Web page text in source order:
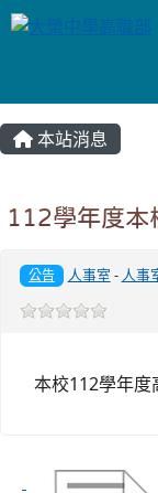
本站消息
112學年度本
公告 人事室 - 人事
本校112學年度